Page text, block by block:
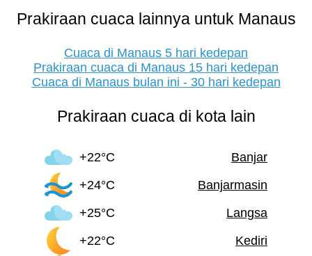
Prakiraan cuaca lainnya untuk Manaus
Cuaca di Manaus 5 hari kedepan
Prakiraan cuaca di Manaus 15 hari kedepan
Cuaca di Manaus bulan ini - 30 hari kedepan
Prakiraan cuaca di kota lain
+22°C
Banjar
+24°C
Banjarmasin
+25°C
Langsa
+22°C
Kediri